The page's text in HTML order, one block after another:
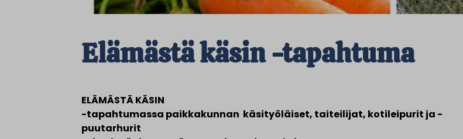
Elämästä käsin -tapahtuma
ELÄMÄSTÄ KÄSIN
-tapahtumassa paikkakunnan käsityöläiset, taiteilijat, kotileipurit ja -
puutarhurit